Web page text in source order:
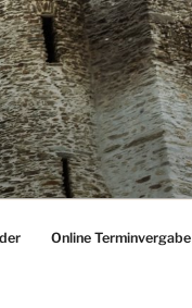
Online Terminvergabe